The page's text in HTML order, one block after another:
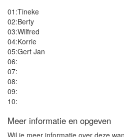
01:Tineke
02:Berty
03:Wilfred
04:Korrie
05:Gert Jan
06:
07:
08:
09:
10:
Meer informatie en opgeven